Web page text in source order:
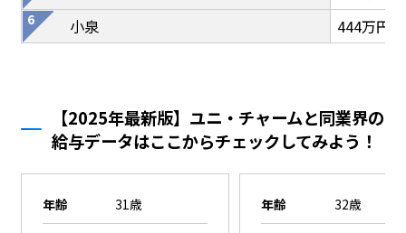
小泉
444万円
【2025年最新版】ユニ・チャームと同業界の
給与データはここからチェックしてみよう！
年齢 31歳 年齢 32歳